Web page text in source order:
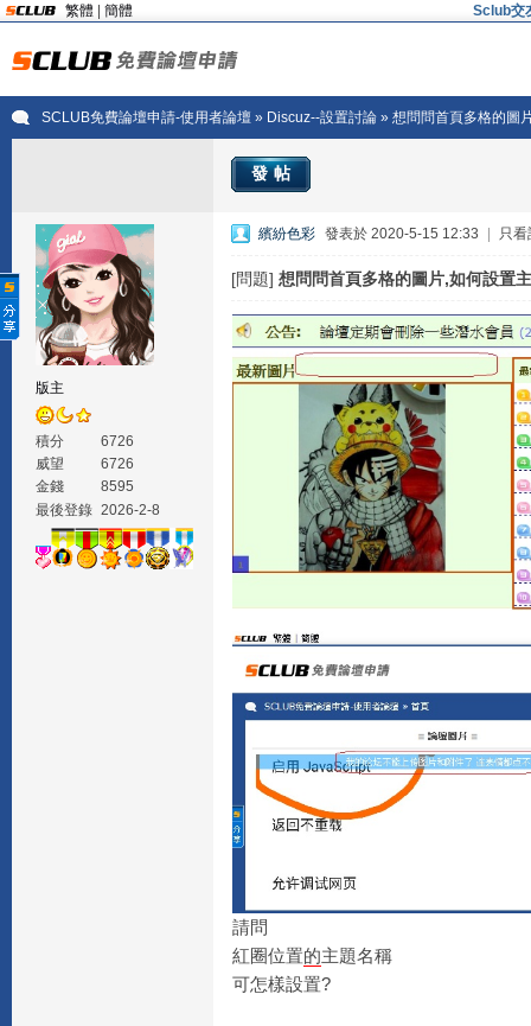
繁體 簡體 Sclub交
SCLUB免費論壇申請-使用者論壇» Discuz--設置討論» 想問問首頁多格的圖
發帖
版主
積分
6726
威望
6726
金錢
8595
最後登錄 2026-2-8
繽紛色彩 發表於 2020-5-15 12:33 只看
[問題] 想問問首頁多格的圖片,如何設置
請問
紅圈位置的主題名稱
可怎樣設置?